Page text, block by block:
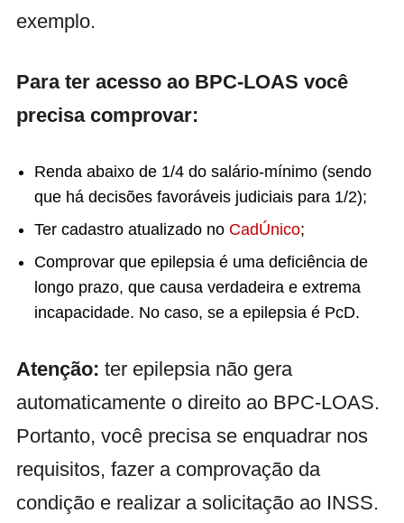
exemplo.
Para ter acesso ao BPC-LOAS você
precisa comprovar:
Renda abaixo de 1/4 do salário-mínimo (sendo
que há decisões favoráveis judiciais para 1/2);
Ter cadastro atualizado no CadÚnico;
Comprovar que epilepsia é uma deficiência de
longo prazo, que causa verdadeira e extrema
incapacidade. No caso, se a epilepsia é PcD.
Atenção: ter epilepsia não gera
automaticamente o direito ao BPC-LOAS.
Portanto, você precisa se enquadrar nos
requisitos, fazer a comprovação da
condição e realizar a solicitação ao INSS.